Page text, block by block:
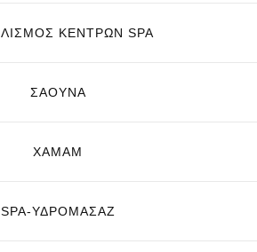
ΚΈΝΤΡΩΝ SPA
ΣΑΟΥΝΑ
ΧΑΜΑΜ
SPA-ΥΔΡΟΜΑΣΆΖ